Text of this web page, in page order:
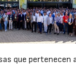
que pertenecen